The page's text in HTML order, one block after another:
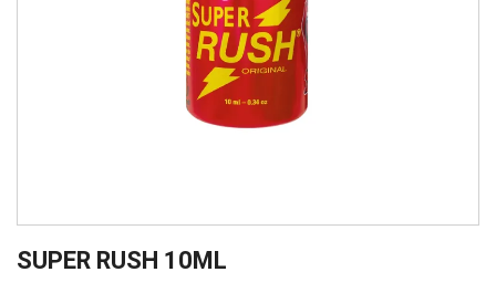
SUPER RUSH 10ML